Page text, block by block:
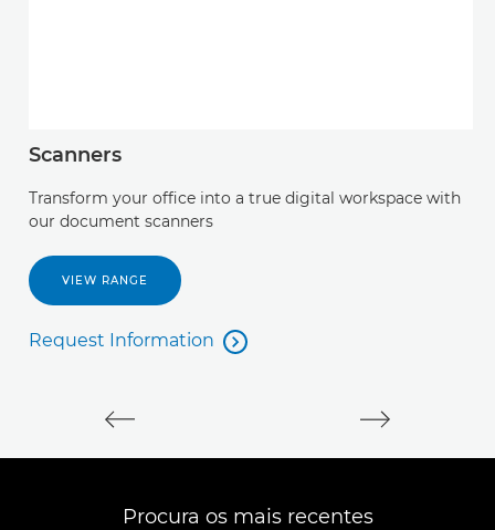
Scanners
Transform your office into a true digital workspace with
our document scanners
VIEW RANGE
Request Information
Request Information

Procura os mais recentes